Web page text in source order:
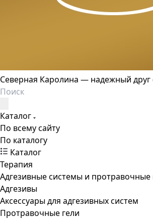
Северная Каролина — надежный друг
Каталог
По всему сайту
По каталогу
Каталог
Терапия
Адгезивные системы и протравочные
Адгезивы
Аксессуары для адгезивных систем
Протравочные гели